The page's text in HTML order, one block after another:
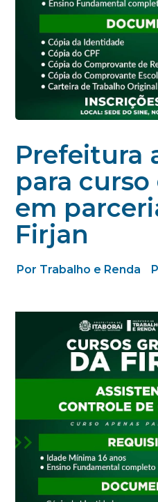
Prefeitura
para
em
Firjan
Por Trabalho e Renda